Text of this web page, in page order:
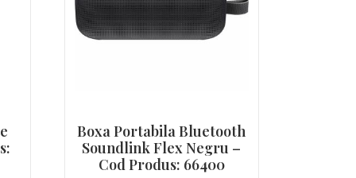
Boxa Portabila Bluetooth
Soundlink Flex Negru –
Cod Produs: 66400